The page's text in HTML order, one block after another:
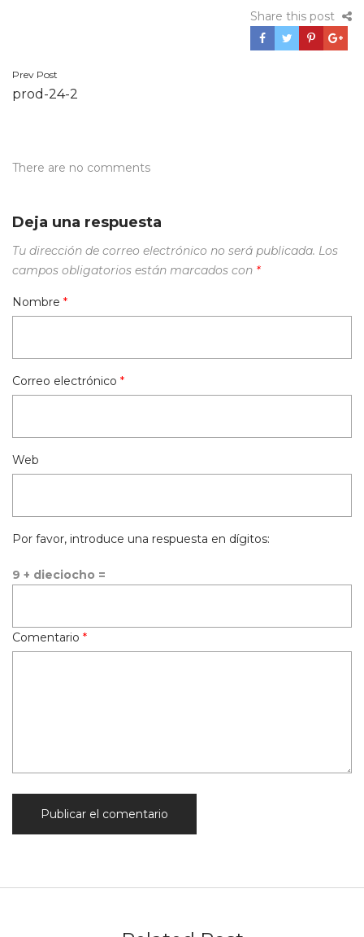
Share this post
Navegación
de
Prev Post
prod-24-2
There are no comments
Deja una respuesta
Tu dirección de correo electrónico no será publicada. Los
campos obligatorios están marcados con *
Nombre *
Correo electrónico *
Web
Por favor, introduce una respuesta en dígitos:
9 + dieciocho =
Comentario *